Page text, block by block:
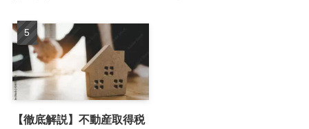
【徹底解説】不動産取得税